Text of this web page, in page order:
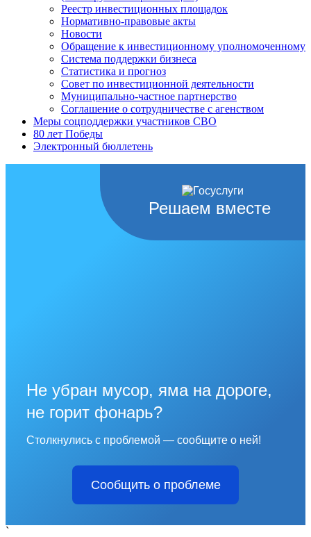
Реестр инвестиционных площадок
Нормативно-правовые акты
Новости
Обращение к инвестиционному уполномоченному
Система поддержки бизнеса
Статистика и прогноз
Совет по инвестиционной деятельности
Муниципально-частное партнерство
Соглашение о сотрудничестве с агенством
Меры соцподдержки участников СВО
80 лет Победы
Электронный бюллетень
Решаем вместе
Не убран мусор, яма на дороге,
не горит фонарь?
Столкнулись с проблемой — сообщите о ней!
Сообщить о проблеме
`